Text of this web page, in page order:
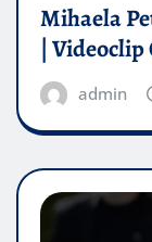
Mihaela
|
admin